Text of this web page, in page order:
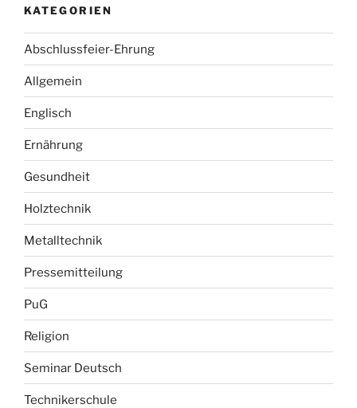
KATEGORIEN
Abschlussfeier-Ehrung
Allgemein
Englisch
Ernährung
Gesundheit
Holztechnik
Metalltechnik
Pressemitteilung
PuG
Religion
Seminar Deutsch
Technikerschule